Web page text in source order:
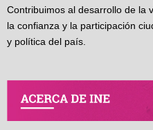
Contribuimos al desarrollo de la
la confianza y la participación
y política del país.